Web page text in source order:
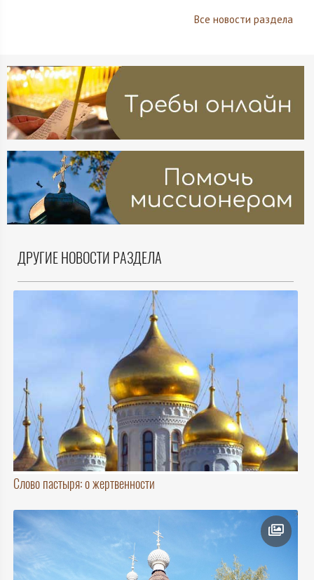
Все новости раздела
ДРУГИЕ НОВОСТИ РАЗДЕЛА
Слово пастыря: о жертвенности